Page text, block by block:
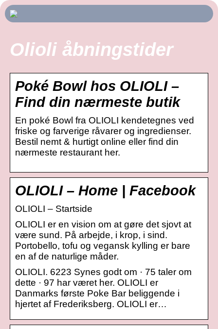
Olioli åbningstider
Poké Bowl hos OLIOLI –
Find din nærmeste butik
En poké Bowl fra OLIOLI kendetegnes ved
friske og farverige råvarer og ingredienser.
Bestil nemt & hurtigt online eller find din
nærmeste restaurant her.
OLIOLI – Home | Facebook
OLIOLI – Startside
OLIOLI er en vision om at gøre det sjovt at
være sund. På arbejde, i krop, i sind.
Portobello, tofu og vegansk kylling er bare
en af de naturlige måder.
OLIOLI. 6223 Synes godt om · 75 taler om
dette · 97 har været her. OLIOLI er
Danmarks første Poke Bar beliggende i
hjertet af Frederiksberg. OLIOLI er…